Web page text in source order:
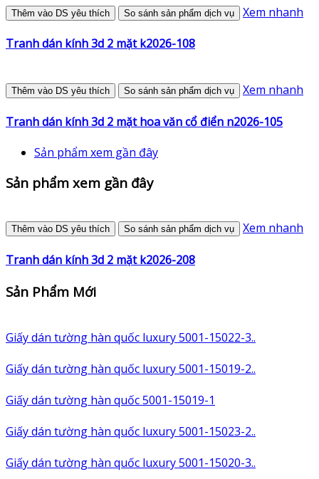
Thêm vào DS yêu thích So sánh sản phẩm dịch vụ Xem nhanh
Tranh dán kính 3d 2 mặt k2026-108
Thêm vào DS yêu thích So sánh sản phẩm dịch vụ Xem nhanh
Tranh dán kính 3d 2 mặt hoa văn cổ điển n2026-105
Sản phẩm xem gần đây
Sản phẩm xem gần đây
Thêm vào DS yêu thích So sánh sản phẩm dịch vụ Xem nhanh
Tranh dán kính 3d 2 mặt k2026-208
Sản Phẩm Mới
Giấy dán tường hàn quốc luxury 5001-15022-3..
Giấy dán tường hàn quốc luxury 5001-15019-2..
Giấy dán tường hàn quốc 5001-15019-1
Giấy dán tường hàn quốc luxury 5001-15023-2..
Giấy dán tường hàn quốc luxury 5001-15020-3..